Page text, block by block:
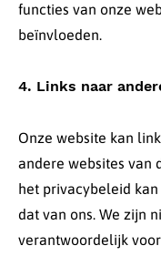
functies van onze
beïnvloeden.
4. Links naar
Onze website kan
andere websites van
het privacybeleid
dat van ons. We zijn
verantwoordelijk